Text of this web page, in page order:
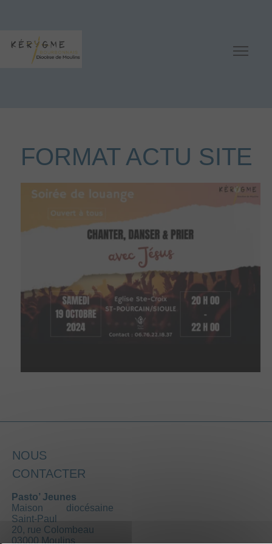
FORMAT ACTU SITE
NOUS
CONTACTER
Pasto’ Jeunes
Maison diocésaine
Saint-Paul
20, rue Colombeau
03000 Moulins